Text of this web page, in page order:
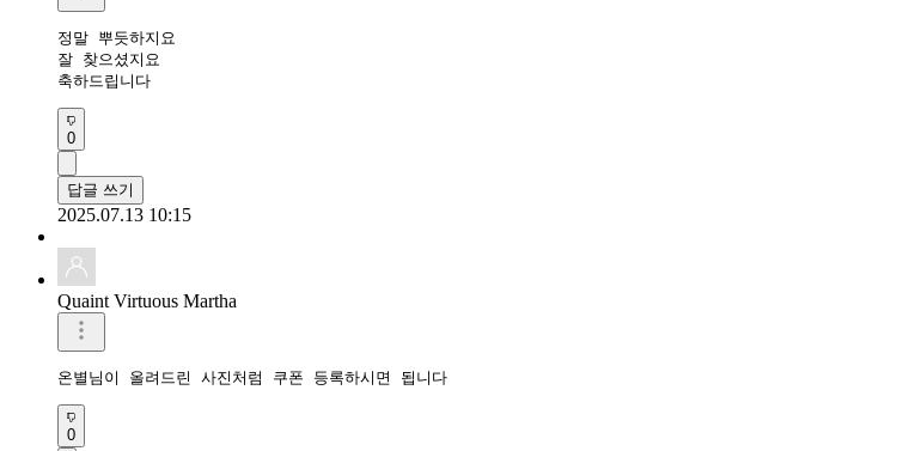
정말 뿌듯하지요
잘 찾으셨지요
축하드립니다
0
답글 쓰기
2025.07.13 10:15
Quaint Virtuous Martha
온별님이 올려드린 사진처럼 쿠폰 등록하시면 됩니다
0